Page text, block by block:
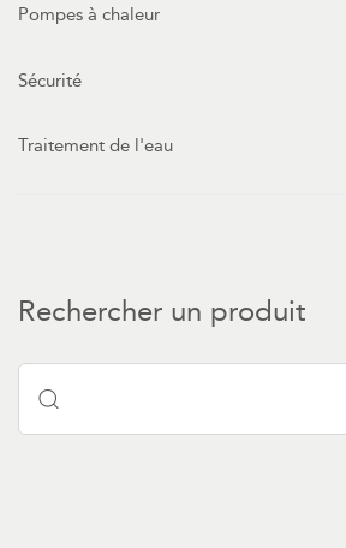
Pompes à chaleur
Sécurité
Traitement de l'eau
Rechercher un produit